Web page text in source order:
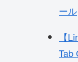
ール
【
Tab